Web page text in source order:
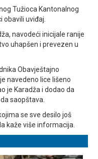
Tužioca Kantonalnog
obavili uviđaj.
navodeći inicijale ranije
uhapšen i prevezen u
Obavještajno
navedeno lice lišeno
je Karadža i dodao da
saopštava.
se sve desilo još
kaže više informacija.